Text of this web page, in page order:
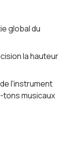
global du
la hauteur
l'instrument
tons musicaux